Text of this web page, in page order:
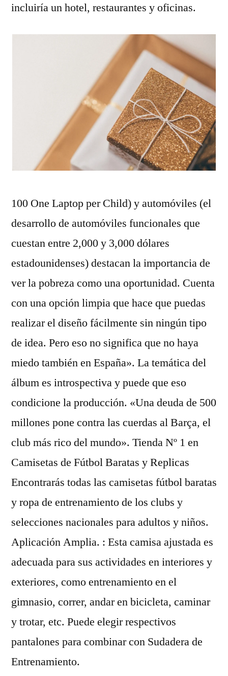
incluiría un hotel, restaurantes y oficinas.
100 One Laptop per Child) y automóviles (el
desarrollo de automóviles funcionales que
cuestan entre 2,000 y 3,000 dólares
estadounidenses) destacan la importancia de
ver la pobreza como una oportunidad. Cuenta
con una opción limpia que hace que puedas
realizar el diseño fácilmente sin ningún tipo
de idea. Pero eso no significa que no haya
miedo también en España». La temática del
álbum es introspectiva y puede que eso
condicione la producción. «Una deuda de 500
millones pone contra las cuerdas al Barça, el
club más rico del mundo». Tienda Nº 1 en
Camisetas de Fútbol Baratas y Replicas
Encontrarás todas las camisetas fútbol baratas
y ropa de entrenamiento de los clubs y
selecciones nacionales para adultos y niños.
Aplicación Amplia. : Esta camisa ajustada es
adecuada para sus actividades en interiores y
exteriores, como entrenamiento en el
gimnasio, correr, andar en bicicleta, caminar
y trotar, etc. Puede elegir respectivos
pantalones para combinar con Sudadera de
Entrenamiento.